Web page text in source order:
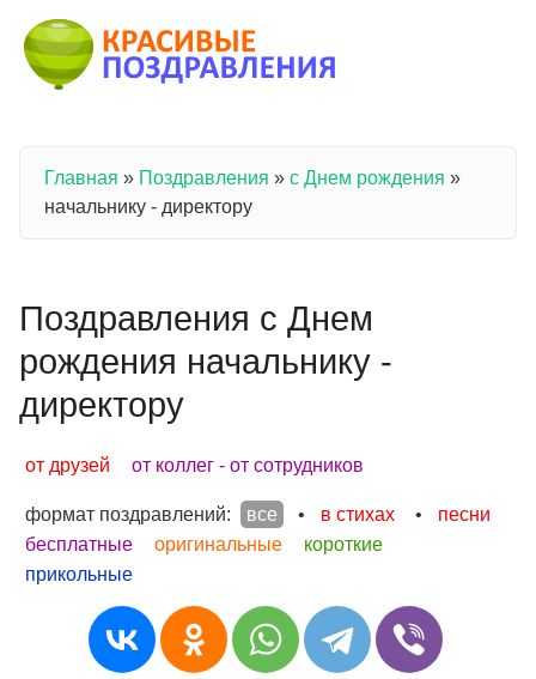
Вы здесь
Главная » Поздравления » с Днем рождения »
начальнику - директору
Поздравления с Днем
рождения начальнику -
директору
от друзей от коллег - от сотрудников
формат поздравлений: все • в стихах •
песни
бесплатные
оригинальные
короткие
прикольные